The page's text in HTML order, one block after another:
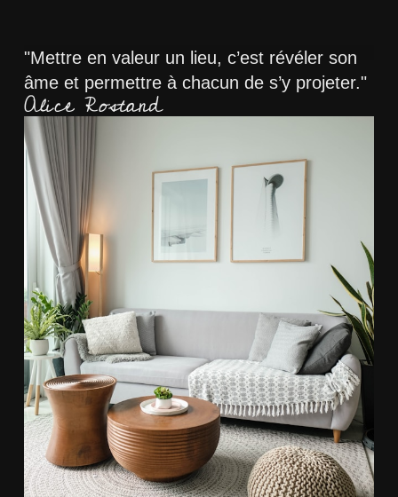
"Mettre en valeur un lieu, c’est révéler son
âme et permettre à chacun de s’y projeter."
Alice Rostand